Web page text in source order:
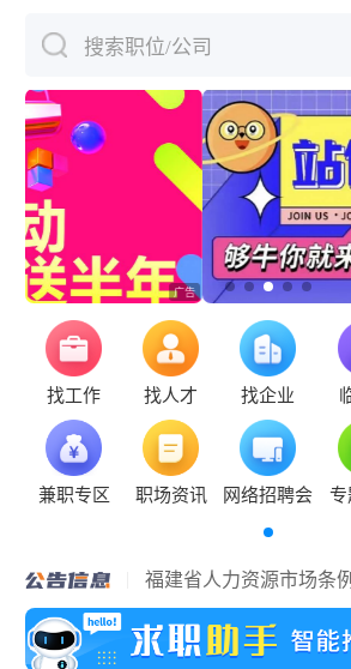
搜索职位/公司
找工作 找人才 找企业
兼职专区 职场资讯 网络招聘会 专
福清市事业单位公开招
聘和控制数人员）的公
福建省人力资源市场条例
关于拟认定2025年福清
群体就业认定的企业名
关于开展2024年度企业
等级评价工作的公告
关于公布2024年度福清